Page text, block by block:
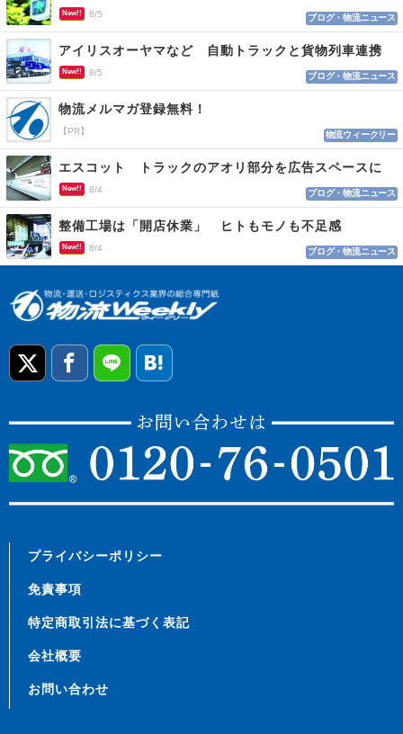
New!! 8/5 ブログ・物流ニュース
アイリスオーヤマなど 自動トラックと貨物列車連携
New!! 8/5 ブログ・物流ニュース
物流メルマガ登録無料！
【PR】 物流ウィークリー
エスコット トラックのアオリ部分を広告スペースに
New!! 8/4 ブログ・物流ニュース
整備工場は「開店休業」 ヒトもモノも不足感
New!! 8/4 ブログ・物流ニュース
プライバシーポリシー
免責事項
特定商取引法に基づく表記
会社概要
お問い合わせ